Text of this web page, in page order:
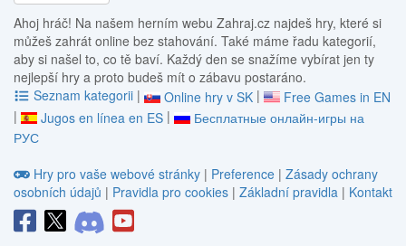
Ahoj hráč! Na našem herním webu Zahraj.cz najdeš hry, které si
můžeš zahrát online bez stahování. Také máme řadu kategorií,
aby si našel to, co tě baví. Každý den se snažíme vybírat jen ty
nejlepší hry a proto budeš mít o zábavu postaráno.
Seznam kategorii | Online hry v SK |
Free Games in EN
|
Jugos en línea en ES |
Бесплатные онлайн-игры на
РУС
Hry pro vaše webové stránky | Preference | Zásady ochrany
osobních údajů | Pravidla pro cookies | Základní pravidla | Kontakt